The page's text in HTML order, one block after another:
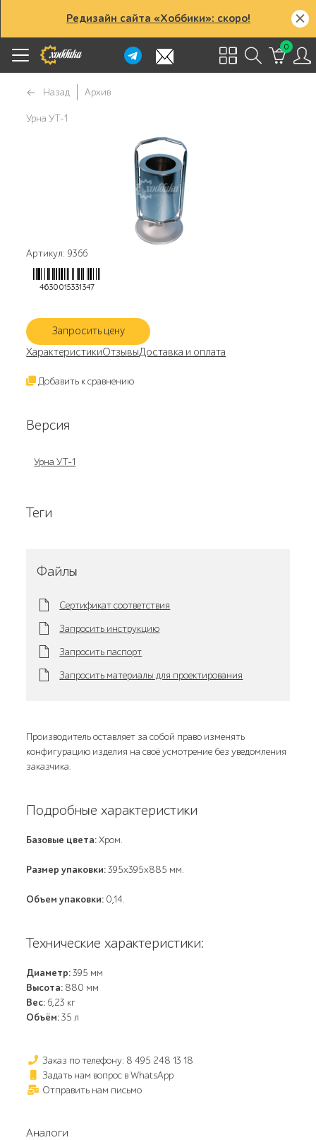
Редизайн сайта «Хоббики»: скоро!
0
Назад Архив
Урна УТ-1
Артикул: 9366
4630015331347
Запросить цену
ХарактеристикиОтзывыДоставка и оплата
Добавить к сравнению
Версия
Урна УТ-1
Теги
Файлы
Сертификат соответствия
Запросить инструкцию
Запросить паспорт
Запросить материалы для проектирования
Производитель оставляет за собой право изменять
конфигурацию изделия на своё усмотрение без уведомления
заказчика.
Подробные характеристики
Базовые цвета:Хром.
Размер упаковки:395х395х885 мм.
Объем упаковки: 0,14.
Технические характеристики:
Диаметр:395 мм
Высота: 880 мм
Вес: 6,23 кг
Объём:35 л
Заказ по телефону: 8 495 248 13 18
Задать нам вопрос в WhatsApp
Отправить нам письмо
Аналоги